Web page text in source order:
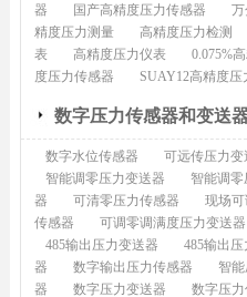
器
国产高精度压力传感器
精度压力测量
高精度压力检测
表
高精度压力仪表 0.075%
度压力传感器
SUAY12高精度
数字压力传感器和变送
数字水位传感器 可远传压力变
智能调零压力变送器
智能调
器
可清零压力传感器 现场
传感器
可调零调满度压力变送器
485输出压力变送器
485输出
器
数字输出压力传感器 智
器
数字压力变送器 数字压